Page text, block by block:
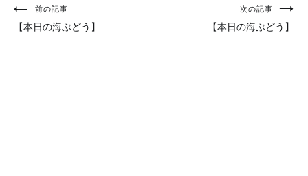
投
稿
前の記事
【本日の海ぶどう】
次の記事
【本日の海ぶどう】